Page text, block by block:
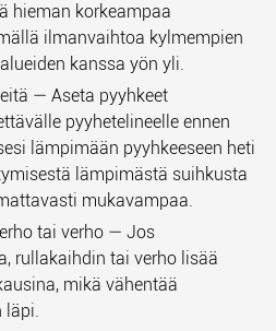
hieman korkeampaa
ilmanvaihtoa kylmempien
kanssa yön yli.
— Aseta pyyhkeet
pyyhetelineelle ennen
lämpimään pyyhkeeseen heti
lämpimästä suihkusta
mukavampaa.
tai verho — Jos
rullakaihdin tai verho lisää
mikä vähentää
läpi.